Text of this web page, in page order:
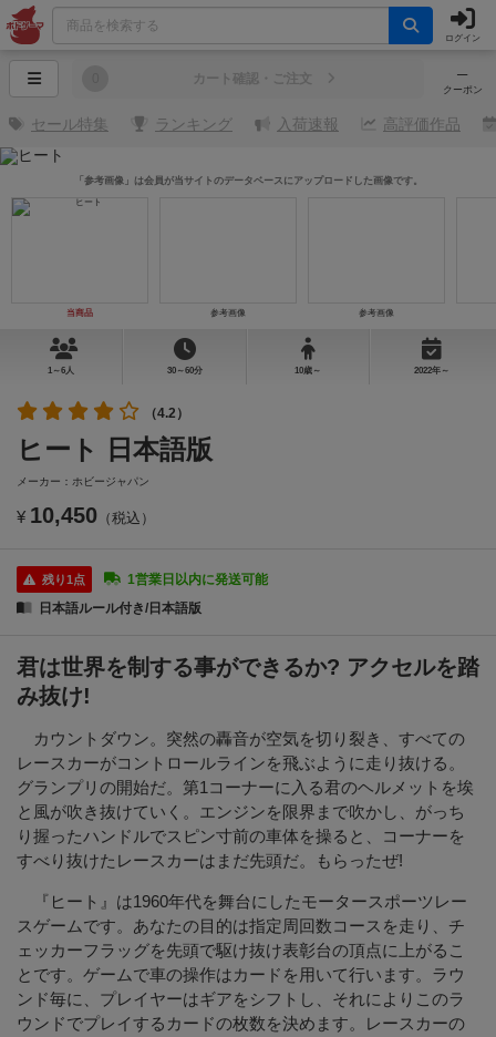
ログイン
─
クーポン
カート確認・ご注文
セール特集 ランキング 入荷速報 高評価作品
当商品 参考画像 参考画像
「参考画像」は会員が当サイトのデータベースにアップロードした画像です。
1～6人 30～60分 10歳～ 2022年～
（4.2）
ヒート 日本語版
メーカー：ホビージャパン
¥ 10,450 （税込）
残り1点
1営業日以内に発送可能
日本語ルール付き/日本語版
君は世界を制する事ができるか? アクセルを踏
み抜け!
カウントダウン。突然の轟音が空気を切り裂き、すべての
レースカーがコントロールラインを飛ぶように走り抜ける。
グランプリの開始だ。第1コーナーに入る君のヘルメットを埃
と風が吹き抜けていく。エンジンを限界まで吹かし、がっち
り握ったハンドルでスピン寸前の車体を操ると、コーナーを
すべり抜けたレースカーはまだ先頭だ。もらったぜ!
『ヒート』は1960年代を舞台にしたモータースポーツレー
スゲームです。あなたの目的は指定周回数コースを走り、チ
ェッカーフラッグを先頭で駆け抜け表彰台の頂点に上がるこ
とです。ゲームで車の操作はカードを用いて行います。ラウ
ンド毎に、プレイヤーはギアをシフトし、それによりこのラ
ウンドでプレイするカードの枚数を決めます。レースカーの